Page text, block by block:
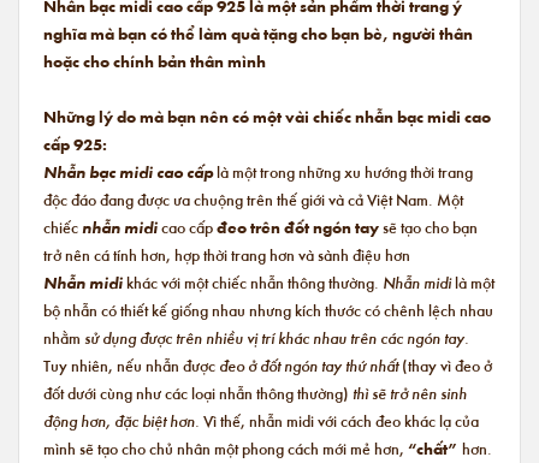
Nhẫn bạc midi cao cấp 925 là một sản phẩm thời trang ý
nghĩa mà bạn có thể làm quà tặng cho bạn bè, người thân
hoặc cho chính bản thân mình
Những lý do mà bạn nên có một vài chiếc nhẫn bạc midi cao
cấp 925:
Nhẫn bạc midi cao cấplà một trong những xu hướng thời trang
độc đáo đang được ưa chuộng trên thế giới và cả Việt Nam. Một
chiếcnhẫn midicao cấpđeo trên đốt ngón taysẽ tạo cho bạn
trở nên cá tính hơn, hợp thời trang hơn và sành điệu hơn
Nhẫn midikhác với một chiếc nhẫn thông thường. Nhẫn midilà một
bộ nhẫn có thiết kế giống nhau nhưng kích thước có chênh lệch nhau
nhằm sử dụng được trên nhiều vị trí khác nhau trên các ngón tay.
Tuy nhiên, nếu nhẫn được đeo ở đốt ngón tay thứ nhất(thay vì đeo ở
đốt dưới cùng như các loại nhẫn thông thường) thì sẽ trở nên sinh
động hơn, đặc biệt hơn. Vì thế, nhẫn midi với cách đeo khác lạ của
mình sẽ tạo cho chủ nhân một phong cách mới mẻ hơn, “chất” hơn.